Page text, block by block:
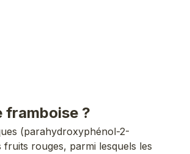
framboise ?
(parahydroxyphénol-2-
rouges, parmi lesquels les